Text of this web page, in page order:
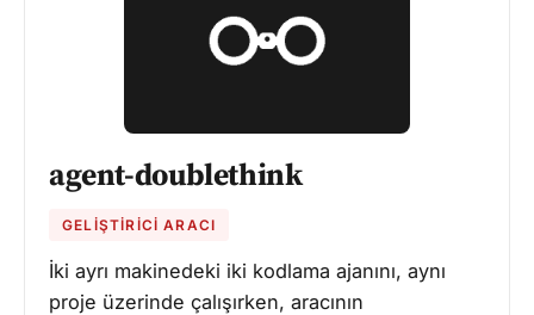
agent-doublethink
GELIŞTIRICI ARACI
İki ayrı makinedeki iki kodlama ajanını, aynı
proje üzerinde çalışırken, aracının